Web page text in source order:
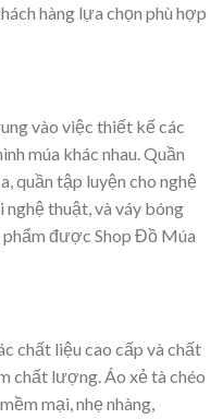
hàng lựa chọn phù hợp
vào việc thiết kế các
múa khác nhau. Quần
quần tập luyện cho nghệ
thuật, và váy bóng
phẩm được Shop Đồ Múa
chất liệu cao cấp và chất
chất lượng. Áo xẻ tà chéo
mại, nhẹ nhàng,